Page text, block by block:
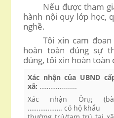
Nếu được tham
hành nội quy lớp học,
nghề.
Tôi xin cam
hoàn toàn đúng sự
đúng, tôi xin hoàn
Xác nhận của UBND
xã: …………........
Xác nhận Ông
………………. có hộ khẩu